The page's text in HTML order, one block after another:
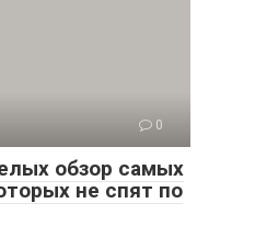
0
обзор самых
не спят по